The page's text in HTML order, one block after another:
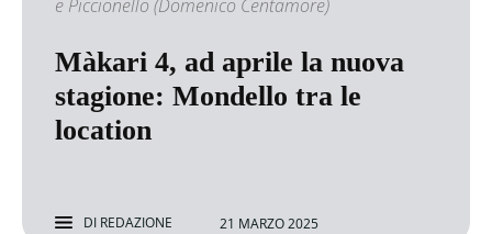
e Piccionello (Domenico Centamore)
Màkari 4, ad aprile la nuova
stagione: Mondello tra le
location
DI REDAZIONE 21 MARZO 2025